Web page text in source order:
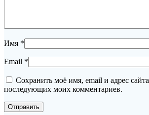
Имя *
Email *
Сохранить моё имя, email и адрес
последующих моих комментариев.